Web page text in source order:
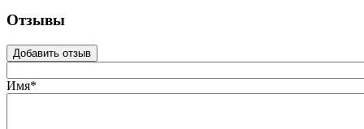
Отзывы
Добавить отзыв
Имя*